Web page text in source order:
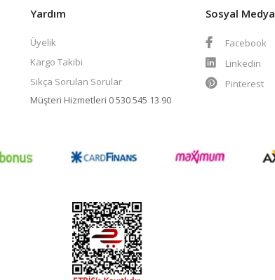
Yardım
Üyelik
Kargo Takibi
Sıkça Sorulan Sorular
Müşteri Hizmetleri 0 530 545 13 90
Sosyal Medya
Facebook
Linkedin
Pinterest